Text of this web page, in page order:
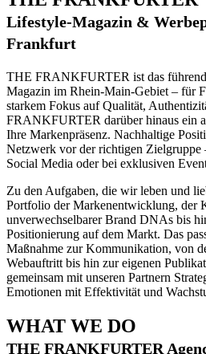
Lifestyle-Magazin &
Frankfurt
THE FRANKFURTER ist das
Magazin im Rhein-Main-Gebiet – für
starkem Fokus auf Qualität,
FRANKFURTER darüber hinaus ein
Ihre Markenpräsenz. Nachhaltige
Netzwerk vor der richtigen
Social Media oder bei exklusiven
Zu den Aufgaben, die wir leben und
Portfolio der Markenentwicklung, der
unverwechselbarer Brand DNAs bis
Positionierung auf dem Markt. Das
Maßnahme zur Kommunikation, von
Webauftritt bis hin zur eigenen
gemeinsam mit unseren Partnern
Emotionen mit Effektivität und
WHAT WE DO
THE FRANKFURTER